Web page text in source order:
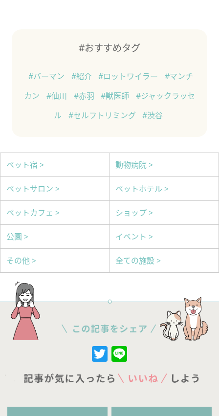
#おすすめタグ
#バーマン #紹介 #ロットワイラー
#マンチ
カン
#仙川 #赤羽 #獣医師
#ジャックラッセ
ル
#セルフトリミング #渋谷
ペット宿 > 動物病院 >
ペットサロン > ペットホテル >
ペットカフェ > ショップ >
公園 > イベント >
その他 > 全ての施設 >
Twitter